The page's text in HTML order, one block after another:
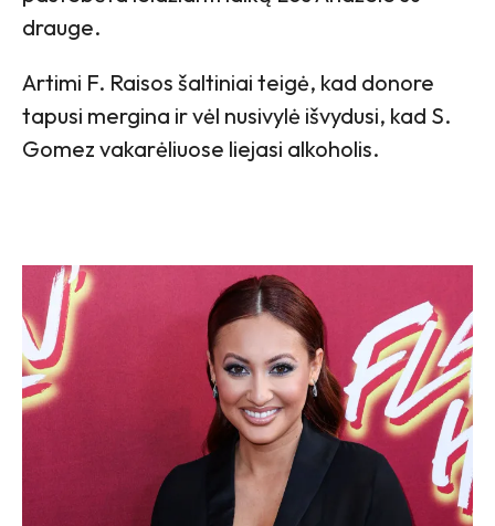
drauge.
Artimi F. Raisos šaltiniai teigė, kad donore
tapusi mergina ir vėl nusivylė išvydusi, kad S.
Gomez vakarėliuose liejasi alkoholis.